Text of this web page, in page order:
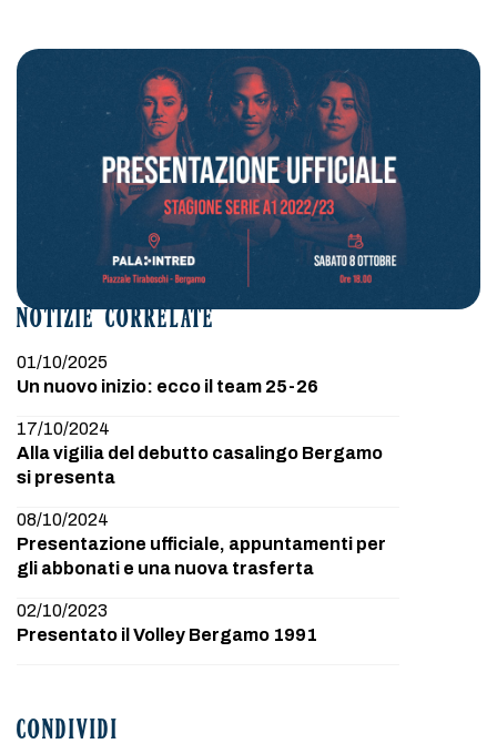
NOTIZIE CORRELATE
01/10/2025
Un nuovo inizio: ecco il team 25-26
17/10/2024
Alla vigilia del debutto casalingo Bergamo
si presenta
08/10/2024
Presentazione ufficiale, appuntamenti per
gli abbonati e una nuova trasferta
02/10/2023
Presentato il Volley Bergamo 1991
CONDIVIDI